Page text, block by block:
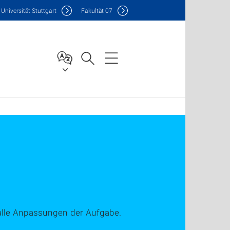
Universität Stuttgart Fakultät07
Anpassungen der Aufgabe.